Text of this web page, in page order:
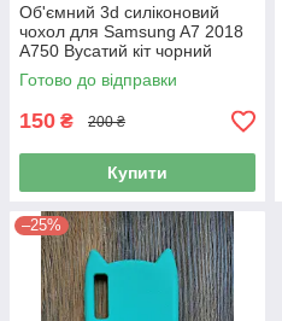
Об'ємний 3d силіконовий
чохол для Samsung A7 2018
A750 Вусатий кіт чорний
Готово до відправки
150 ₴ 200 ₴
Купити
–25%